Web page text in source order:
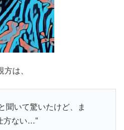
は、
聞いて驚いたけど、ま
方ない…”